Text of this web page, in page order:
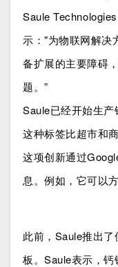
Saule
示："为物联网解决
备扩展的主要障碍
题。”
Saule已经开始生产
这种标签比超市和
这项创新通过
息。例如，它可以
此前，Saule推出
板。Saule表示，